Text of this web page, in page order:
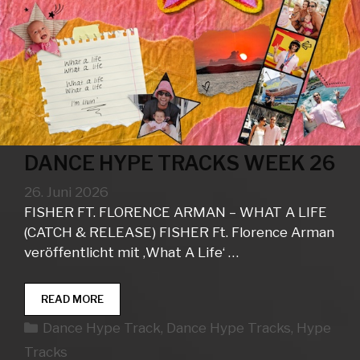
DANCE HYPE TRACKS WEEK 26
26. Juni 2026
FISHER FT. FLORENCE ARMAN – WHAT A LIFE
(CATCH & RELEASE) FISHER Ft. Florence Arman
veröffentlicht mit ‚What A Life‘ …
READ MOREDANCE
HYPE
TRACKS
Kategorien
Dance Hype Track, Dance Hype Tracks, Hype
Tracks